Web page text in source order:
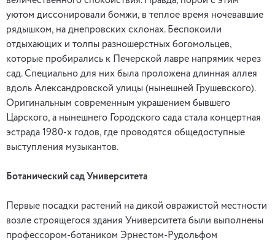
уютом диссонировали бомжи, в теплое время ночевавшие
рядышком, на днепровских склонах. Беспокоили
отдыхающих и толпы разношерстных богомольцев,
которые пробирались к Печерской лавре напрямик через
сад. Специально для них была проложена длинная аллея
вдоль Александровской улицы (нынешней Грушевского).
Оригинальным современным украшением бывшего
Царского, а нынешнего Городского сада стала концертная
эстрада 1980-х годов, где проводятся общедоступные
выступления музыкантов.
Ботанический сад Университета
Первые посадки растений на дикой овражистой местности
возле строящегося здания Университета были выполнены
профессором-ботаником Эрнестом-Рудольфом